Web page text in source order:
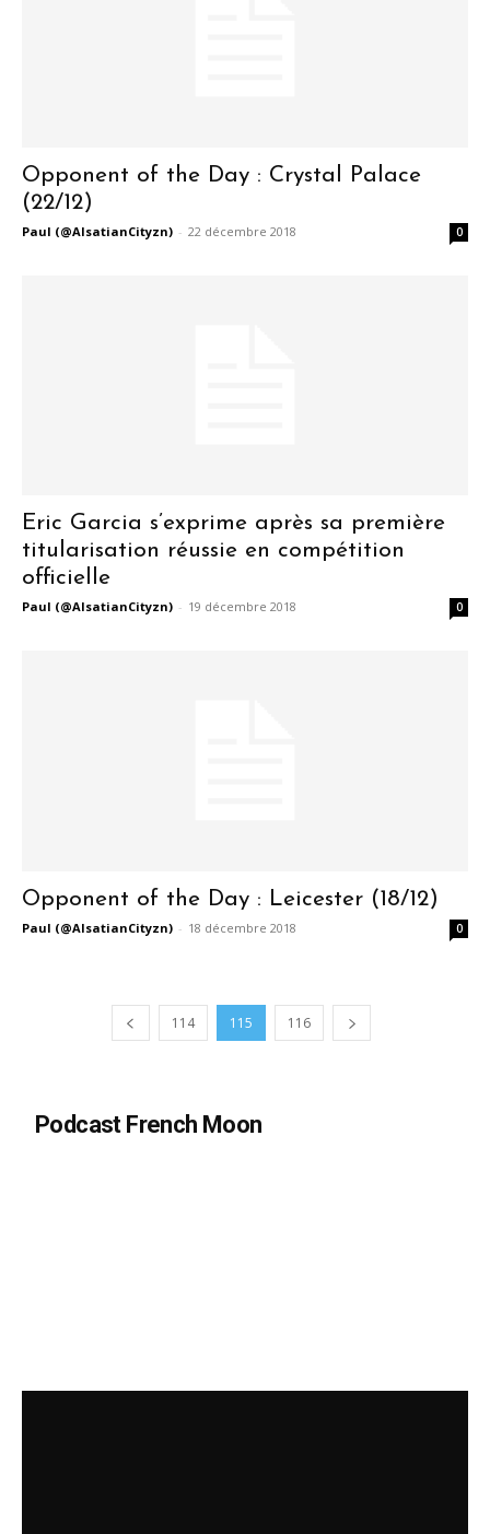
Opponent of the Day : Crystal Palace
(22/12)
Paul (@AlsatianCityzn) - 22 décembre 2018 0
Eric Garcia s’exprime après sa première
titularisation réussie en compétition
officielle
Paul (@AlsatianCityzn) - 19 décembre 2018 0
Opponent of the Day : Leicester (18/12)
Paul (@AlsatianCityzn) - 18 décembre 2018 0
114 115 116
Podcast French Moon